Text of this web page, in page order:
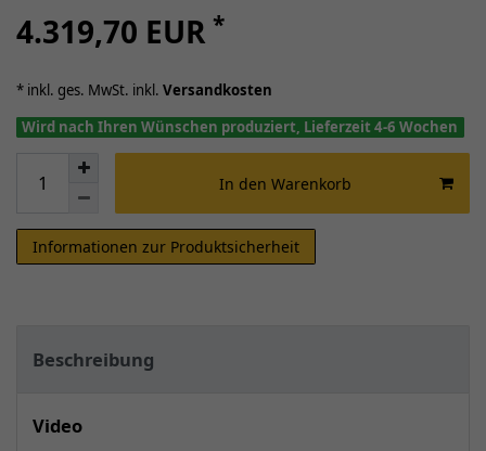
4.319,70 EUR *
* inkl. ges. MwSt. inkl. Versandkosten
Wird nach Ihren Wünschen produziert, Lieferzeit 4-6 Wochen
In den Warenkorb
Informationen zur Produktsicherheit
Beschreibung
Video